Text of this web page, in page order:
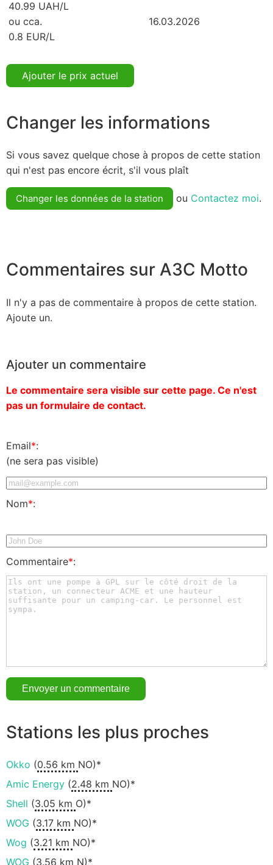
40.99 UAH/L
ou cca.
0.8 EUR/L
16.03.2026
Ajouter le prix actuel
Changer les informations
Si vous savez quelque chose à propos de cette station
qui n'est pas encore écrit, s'il vous plaît
Changer les données de la station ou Contactez moi.
Commentaires sur АЗС Motto
Il n'y a pas de commentaire à propos de cette station.
Ajoute un.
Ajouter un commentaire
Le commentaire sera visible sur cette page. Ce n'est
pas un formulaire de contact.
Email*:
(ne sera pas visible)
Nom*:
Commentaire*:
Stations les plus proches
Okko (0.56 km NO)*
Amic Energy (2.48 km NO)*
Shell (3.05 km O)*
WOG (3.17 km NO)*
Wog (3.21 km NO)*
WOG (3.56 km N)*